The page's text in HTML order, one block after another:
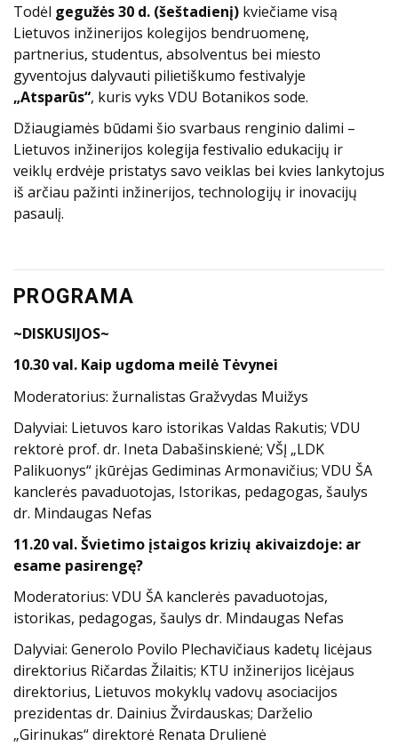
Todėl gegužės 30 d. (šeštadienį) kviečiame visą
Lietuvos inžinerijos kolegijos bendruomenę,
partnerius, studentus, absolventus bei miesto
gyventojus dalyvauti pilietiškumo festivalyje
„Atsparūs“, kuris vyks VDU Botanikos sode.
Džiaugiamės būdami šio svarbaus renginio dalimi –
Lietuvos inžinerijos kolegija festivalio edukacijų ir
veiklų erdvėje pristatys savo veiklas bei kvies lankytojus
iš arčiau pažinti inžinerijos, technologijų ir inovacijų
pasaulį.
PROGRAMA
~DISKUSIJOS~
10.30 val. Kaip ugdoma meilė Tėvynei
Moderatorius: žurnalistas Gražvydas Muižys
Dalyviai: Lietuvos karo istorikas Valdas Rakutis; VDU
rektorė prof. dr. Ineta Dabašinskienė; VŠĮ „LDK
Palikuonys“ įkūrėjas Gediminas Armonavičius; VDU ŠA
kanclerės pavaduotojas, Istorikas, pedagogas, šaulys
dr. Mindaugas Nefas
11.20 val. Švietimo įstaigos krizių akivaizdoje: ar
esame pasirengę?
Moderatorius: VDU ŠA kanclerės pavaduotojas,
istorikas, pedagogas, šaulys dr. Mindaugas Nefas
Dalyviai: Generolo Povilo Plechavičiaus kadetų licėjaus
direktorius Ričardas Žilaitis; KTU inžinerijos licėjaus
direktorius, Lietuvos mokyklų vadovų asociacijos
prezidentas dr. Dainius Žvirdauskas; Darželio
„Girinukas“ direktorė Renata Drulienė